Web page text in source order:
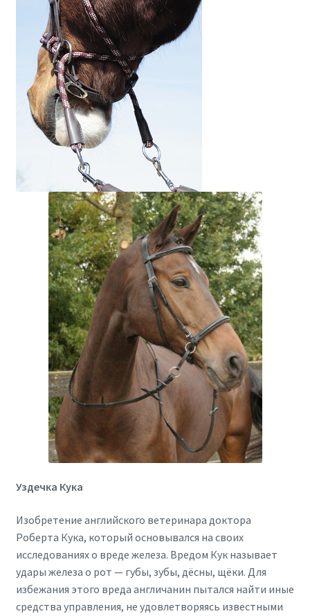
Уздечка Кука
Изобретение английского ветеринара доктора
Роберта Кука, который основывался на своих
исследованиях о вреде железа. Вредом Кук называет
удары железа о рот — губы, зубы, дёсны, щёки. Для
избежания этого вреда англичанин пытался найти иные
средства управления, не удовлетворяясь известными